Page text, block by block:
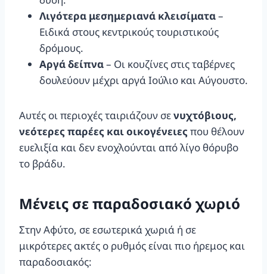
Λιγότερα μεσημεριανά κλεισίματα–
Ειδικά στους κεντρικούς τουριστικούς
δρόμους.
Αργά δείπνα– Οι κουζίνες στις ταβέρνες
δουλεύουν μέχρι αργά Ιούλιο και Αύγουστο.
Αυτές οι περιοχές ταιριάζουν σενυχτόβιους,
νεότερες παρέες και οικογένειες που θέλουν
ευελιξία και δεν ενοχλούνται από λίγο θόρυβο
το βράδυ.
Μένεις σε παραδοσιακό χωριό
Στην Αφύτο, σε εσωτερικά χωριά ή σε
μικρότερες ακτές ο ρυθμός είναι πιο ήρεμος και
παραδοσιακός: